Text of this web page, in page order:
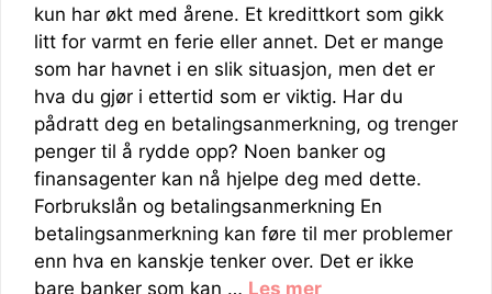
kun har økt med årene. Et kredittkort som gikk
litt for varmt en ferie eller annet. Det er mange
som har havnet i en slik situasjon, men det er
hva du gjør i ettertid som er viktig. Har du
pådratt deg en betalingsanmerkning, og trenger
penger til å rydde opp? Noen banker og
finansagenter kan nå hjelpe deg med dette.
Forbrukslån og betalingsanmerkning En
betalingsanmerkning kan føre til mer problemer
enn hva en kanskje tenker over. Det er ikke
bare banker som kan … Les mer